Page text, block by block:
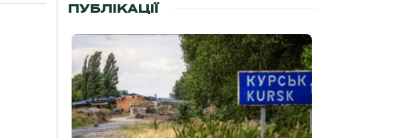
ПУБЛІКАЦІЇ